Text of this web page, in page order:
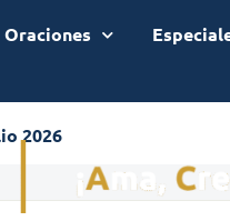
Oraciones
2026